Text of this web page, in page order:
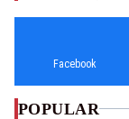
Facebook
POPULAR